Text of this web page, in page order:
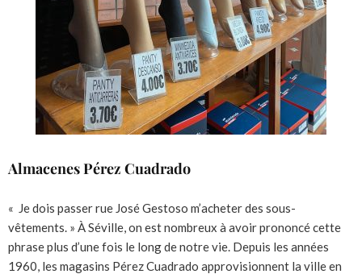
Almacenes Pérez Cuadrado
« Je dois passer rue José Gestoso m’acheter des sous-
vêtements. » À Séville, on est nombreux à avoir prononcé cette
phrase plus d’une fois le long de notre vie. Depuis les années
1960, les magasins Pérez Cuadrado approvisionnent la ville en